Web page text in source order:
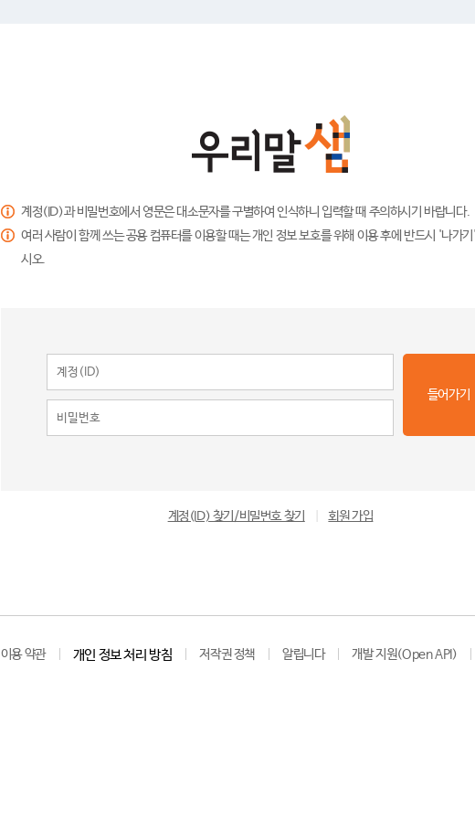
계정(ID)과 비밀번호에서 영문은 대소문자를 구별하여 인식하니 입력할 때 주의하시기 바랍니다.
여러 사람이 함께 쓰는 공용 컴퓨터를 이용할 때는 개인 정보 보호를 위해 이용 후에 반드시 '나가
시오.
들어가기
계정(ID) 찾기/비밀번호 찾기 회원 가입
이용 약관 개인 정보 처리 방침 저작권 정책 알립니다 개발 지원(Open API)